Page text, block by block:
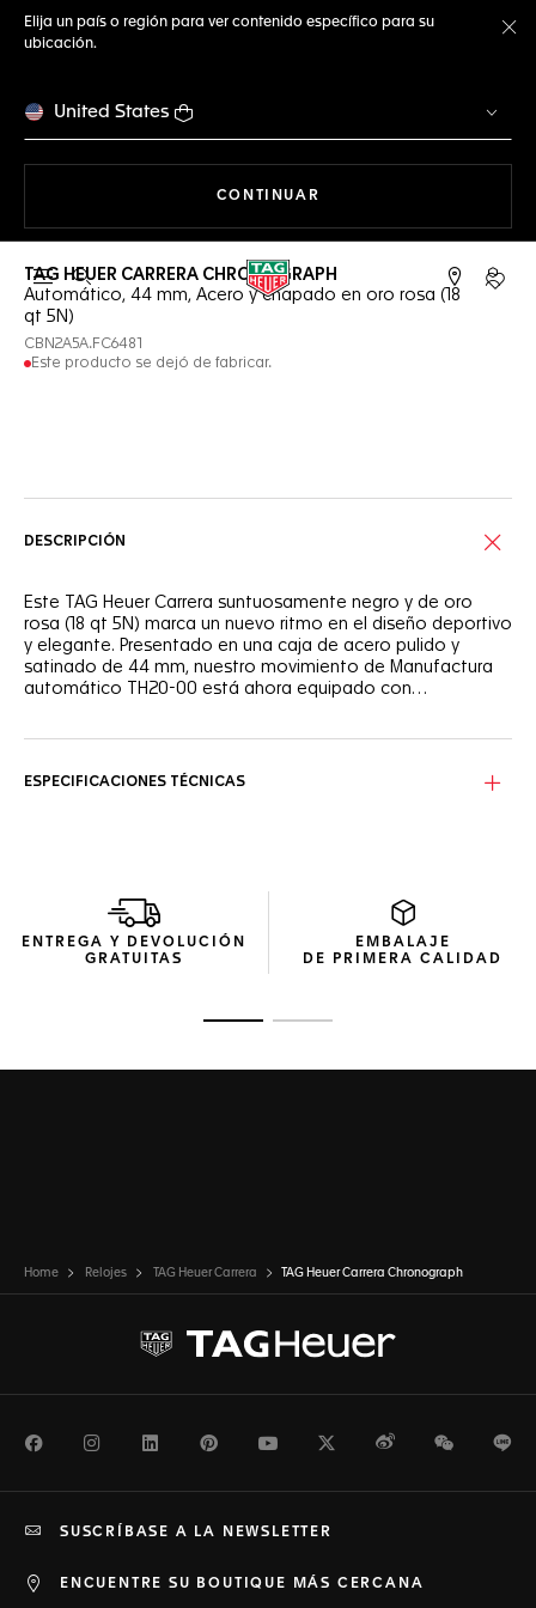
Elija un país o región para ver contenido específico para su
ubicación.
United States
CONTINUAR
Abrir el menú de búsqueda
TAG HEUER CARRERA CHRONOGRAPH
Automático, 44 mm, Acero y chapado en oro rosa (18
qt 5N)
CBN2A5A.FC6481
Este producto se dejó de fabricar.
DESCRIPCIÓN
Este TAG Heuer Carrera suntuosamente negro y de oro
rosa (18 qt 5N) marca un nuevo ritmo en el diseño deportivo
y elegante. Presentado en una caja de acero pulido y
satinado de 44 mm, nuestro movimiento de Manufactura
automático TH20-00 está ahora equipado con
and push-pieces.
Receive our exclusive packaging and a complimentary TAG
Heuer travel pouch when buying this watch on the official
TAG Heuer website.
ESPECIFICACIONES TÉCNICAS
ENTREGA Y DEVOLUCIÓN
GRATUITAS
EMBALAJE
DE PRIMERA CALIDAD
Home Relojes TAG Heuer Carrera TAG Heuer Carrera Chronograph
FacebookInstagramLinkedInPinterestYoutubeTwitterWeiboWeChat
ENCUENTRE SU BOUTIQUE MÁS CERCANA
SUSCRÍBASE A LA NEWSLETTER